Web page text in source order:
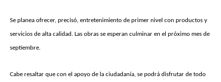
Se planea ofrecer, precisó, entretenimiento de primer nivel con productos y
servicios de alta calidad. Las obras se esperan culminar en el próximo mes de
septiembre.
Cabe resaltar que con el apoyo de la ciudadanía, se podrá disfrutar de todo